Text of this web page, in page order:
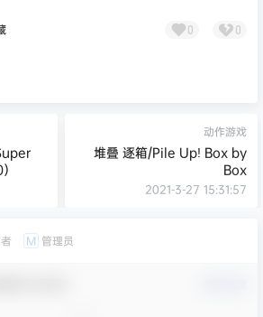
0 0
动作游戏
堆叠 逐箱/Pile Up! Box by
Box
2021-3-27 15:31:57
M 管理员